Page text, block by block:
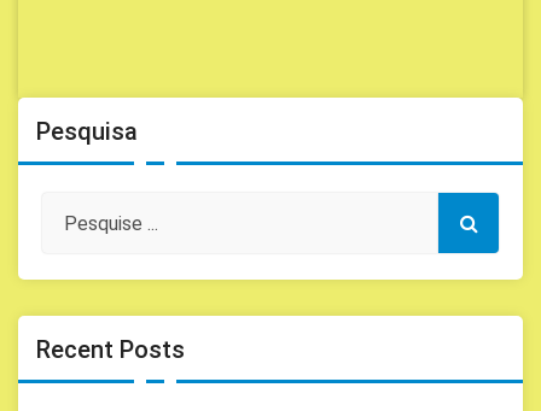
Pesquisa
Recent Posts